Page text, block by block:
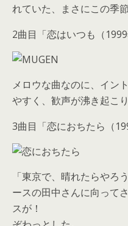
れていた、まさにこの季節
2曲目「恋はいつも（1999
メロウな曲なのに、イン
やすく、歓声が沸き起こり
3曲目「恋におちたら（
「東京で、晴れたらやろ
ースの田中さんに向って
スが！